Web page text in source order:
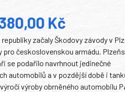
Kč
začaly Škodovy závody v
pro československou armádu.
se podařilo navrhnout jedinečné
automobilů a v pozdější době i
výroby obrněného automobilu